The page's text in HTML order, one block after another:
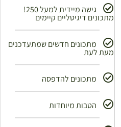
גישה מיידית למעל 250!
מתכונים דיגיטליים קיימים
מתכונים חדשים שמתעדכנים
מעת לעת
מתכונים להדפסה
הטבות מיוחדות